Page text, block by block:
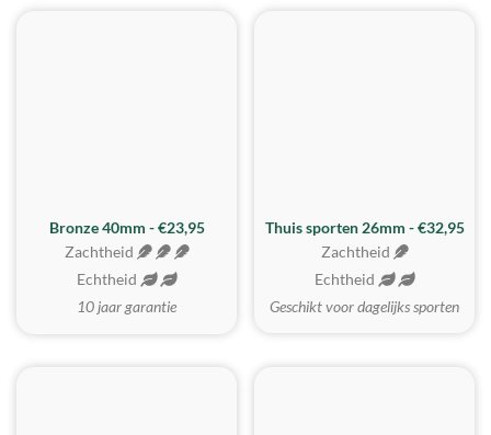
Bronze 40mm - €23,95
Zachtheid
Echtheid
10 jaar garantie
Thuis sporten 26mm - €32,95
Zachtheid
Echtheid
Geschikt voor dagelijks sporten